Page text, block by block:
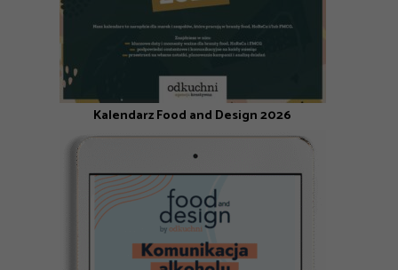
Kalendarz Food and Design 2026